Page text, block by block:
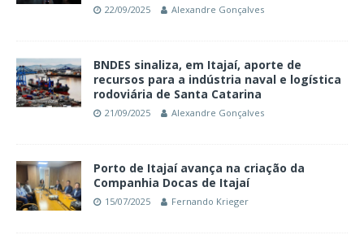
22/09/2025 Alexandre Gonçalves
BNDES sinaliza, em Itajaí, aporte de
recursos para a indústria naval e logística
rodoviária de Santa Catarina
21/09/2025 Alexandre Gonçalves
Porto de Itajaí avança na criação da
Companhia Docas de Itajaí
15/07/2025 Fernando Krieger